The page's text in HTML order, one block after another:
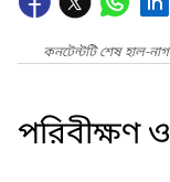
কনটেন্টটি শেষ হাল-
পরিবীক্ষণ